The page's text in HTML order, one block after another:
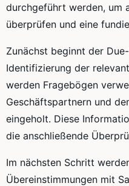
durchgeführt werden, um
überprüfen und eine
Zunächst beginnt der
Identifizierung der
werden Fragebögen
Geschäftspartnern und
eingeholt. Diese
die anschließende
Im nächsten Schritt
Übereinstimmungen mit